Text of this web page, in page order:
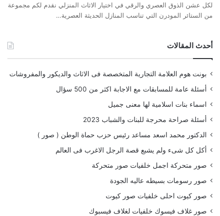
لكل عشن الذوق العصري والرقي في اختيار الاثاث المنزلي نقدم لكم مجموعة
من الستائر المودرن التي تناسب المنازل الحديثة العصرية…
أحدث المقالات
بونت هوم العلامة التجارية المتخصصة فى الاثاث والديكور والمفروشات
أسئلة عامة للمسابقات مع الاجابة اكثر من 500 سؤال
اسماء بنات اسلامية لها معنى جميل
أسئلة صراحة محرجة للبنات والشباب 2023
الدكتور محمد اسعد مساعد رئيس حزب حماة الوطن ( صور )
أكل كل شىء ولم يشبع قصة الرجل الاغرب فى العالم
صور متحركة اجمل خلفيات صور متحركة
صور رسومات بسيطه عاليه الجودة
صور كيوت احلى خلفيات صور كيوت
صور غلاف فيسوك خلفيات لغلاف فيسبوك